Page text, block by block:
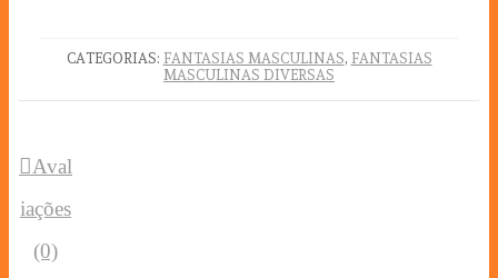
CATEGORIAS: FANTASIAS MASCULINAS, FANTASIAS
MASCULINAS DIVERSAS
Aval
iações
(0)